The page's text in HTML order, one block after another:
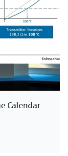
Calendar